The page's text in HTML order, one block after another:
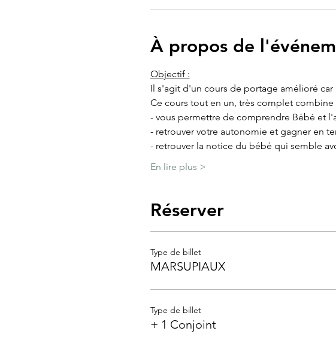
À propos de
Objectif :
Il s'agit d'un cours de portage amélioré
Ce cours tout en un, très complet
- vous permettre de comprendre Bébé et
- retrouver votre autonomie et gagner en
- retrouver la notice du bébé qui semble
En lire plus >
Réserver
Type de billet
MARSUPIAUX
Type de billet
+ 1 Conjoint